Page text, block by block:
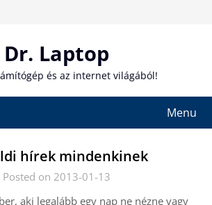
Dr. Laptop
és az internet világából!
Menu
hírek mindenkinek
Posted on 2013-01-13
aki legalább egy nap ne nézne vagy